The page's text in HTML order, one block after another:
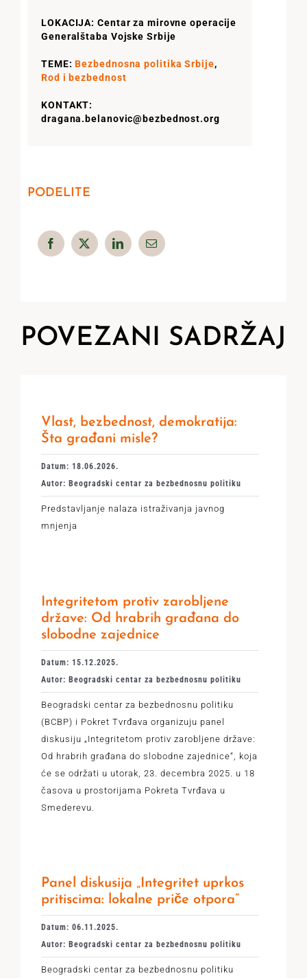
LOKACIJA: Centar za mirovne operacije
Generalštaba Vojske Srbije
TEME:Bezbednosna politika Srbije,
Rod i bezbednost
KONTAKT:
dragana.belanovic@bezbednost.org
PODELITE
POVEZANI SADRŽAJ
Vlast, bezbednost, demokratija:
Šta građani misle?
Datum: 18.06.2026.
Autor: Beogradski centar za bezbednosnu politiku
Predstavljanje nalaza istraživanja javnog
mnjenja
Integritetom protiv zarobljene
države: Od hrabrih građana do
slobodne zajednice
Datum: 15.12.2025.
Autor: Beogradski centar za bezbednosnu politiku
Beogradski centar za bezbednosnu politiku
(BCBP) i Pokret Tvrđava organizuju panel
diskusiju „Integritetom protiv zarobljene države:
Od hrabrih građana do slobodne zajednice“, koja
će se održati u utorak, 23. decembra 2025. u 18
časova u prostorijama Pokreta Tvrđava u
Smederevu.
Panel diskusija „Integritet uprkos
pritiscima: lokalne priče otpora”
Datum: 06.11.2025.
Autor: Beogradski centar za bezbednosnu politiku
Beogradski centar za bezbednosnu politiku